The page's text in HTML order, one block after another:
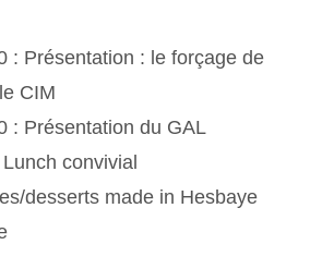
: Présentation : le forçage de
CIM
: Présentation du GAL
convivial
desserts made in Hesbaye